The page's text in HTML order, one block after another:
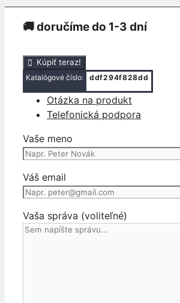
🚚 doručíme do 1-3 dní
množstvo
PRAVÉ
ZADNÉ
SKLO
RÁM
DEFENDER
1999-
2014
Kúpiť teraz!
Katalógové číslo: ddf294f828dd
Otázka na produkt
Telefonická podpora
Vaše meno
Váš email
Vaša správa (voliteľné)